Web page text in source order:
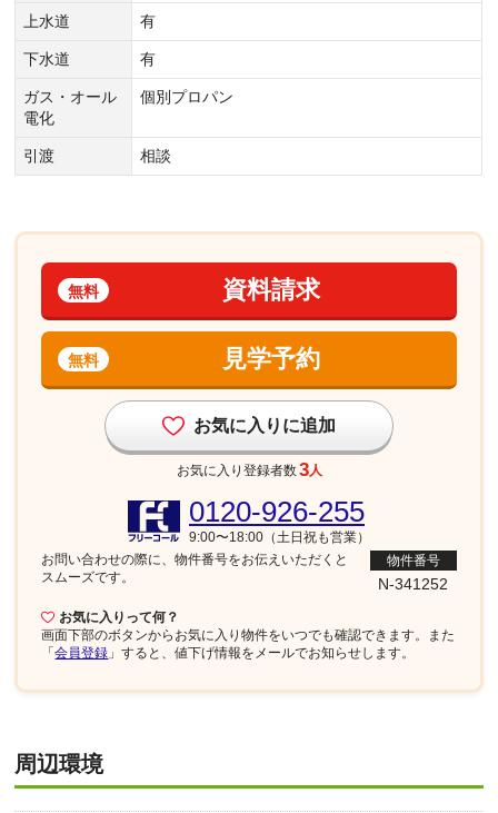
上水道 有
下水道 有
ガス・オール
電化
個別プロパン
引渡 相談
資料請求
無料
見学予約
無料
お気に入りに追加
お気に入り登録者数3人
お気に入りって何？
画面下部のボタンからお気に入り物件をいつでも確認できます。また
「会員登録 」すると、値下げ情報をメールでお知らせします。
0120-926-255
9:00〜18:00（土日祝も営業）
お問い合わせの際に、物件番号をお伝えいただくと
スムーズです。
物件番号
N-341252
周辺環境